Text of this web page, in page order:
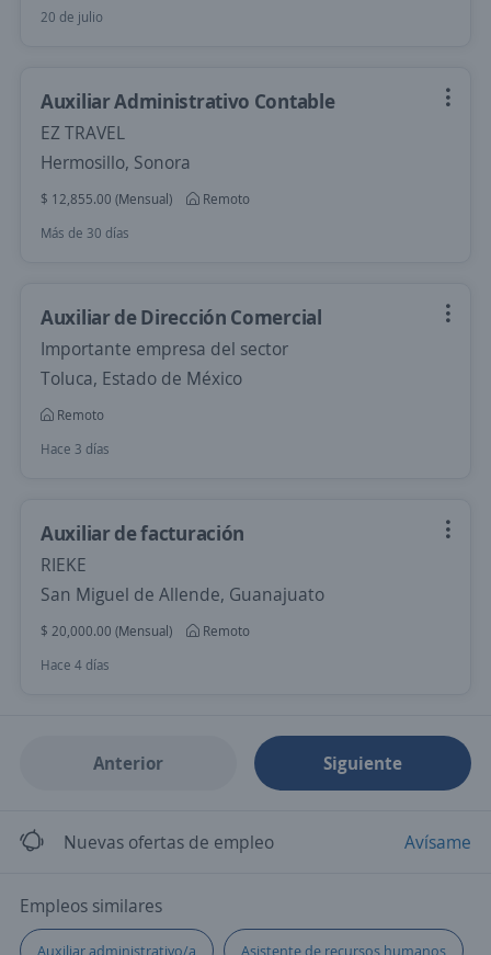
20 de julio
Auxiliar Administrativo Contable
EZ TRAVEL
Hermosillo, Sonora
$ 12,855.00 (Mensual)
Remoto
Más de 30 días
Auxiliar de Dirección Comercial
Importante empresa del sector
Toluca, Estado de México
Remoto
Hace 3 días
Auxiliar de facturación
RIEKE
San Miguel de Allende, Guanajuato
$ 20,000.00 (Mensual)
Remoto
Hace 4 días
Anterior Siguiente
Nuevas ofertas de empleo Avísame
Empleos similares
Auxiliar administrativo/a Asistente de recursos humanos